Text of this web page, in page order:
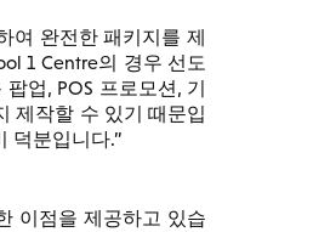
여 완전한 패키지를 제
1 Centre의 경우 선도
업, POS 프로모션, 기
제작할 수 있기 때문입
덕분입니다.
이점을 제공하고 있습